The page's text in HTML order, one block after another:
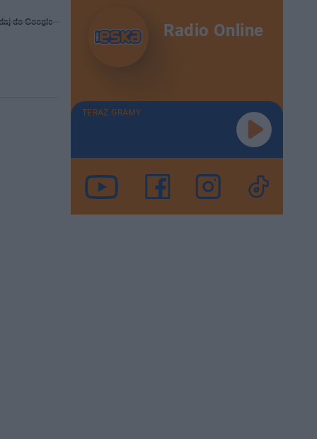
do Google Radio Online
TERAZ GRAMY